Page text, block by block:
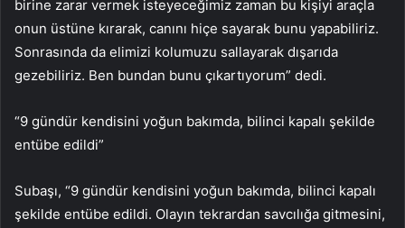
birine zarar vermek isteyeceğimiz zaman bu kişiyi araçla
onun üstüne kırarak, canını hiçe sayarak bunu yapabiliriz.
Sonrasında da elimizi kolumuzu sallayarak dışarıda
gezebiliriz. Ben bundan bunu çıkartıyorum” dedi.
“9 gündür kendisini yoğun bakımda, bilinci kapalı şekilde
entübe edildi”
Subaşı, “9 gündür kendisini yoğun bakımda, bilinci kapalı
şekilde entübe edildi. Olayın tekrardan savcılığa gitmesini,